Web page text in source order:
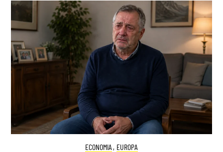
ECONOMIA , EUROPA